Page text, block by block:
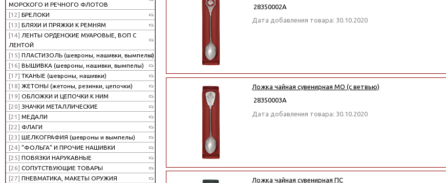
МОРСКОГО И РЕЧНОГО ФЛОТОВ
[12] БРЕЛОКИ
[13] БЛЯХИ И ПРЯЖКИ К РЕМНЯМ
[14] ЛЕНТЫ ОРДЕНСКИЕ МУАРОВЫЕ, ВОП С
ЛЕНТОЙ
[15] ПЛАСТИЗОЛЬ (шевроны, нашивки, вымпелы)
[16] ВЫШИВКА (шевроны, нашивки, вымпелы)
[17] ТКАНЫЕ (шевроны, нашивки)
[18] ЖЕТОНЫ (жетоны, резинки, цепочки)
[19] ОБЛОЖКИ И ЦЕПОЧКИ К НИМ
[20] ЗНАЧКИ МЕТАЛЛИЧЕСКИЕ
[21] МЕДАЛИ
[22] ФЛАГИ
[23] ШЕЛКОГРАФИЯ (шевроны и вымпелы)
[24] "ФОЛЬГА" И ПРОЧИЕ НАШИВКИ
[25] ПОВЯЗКИ НАРУКАВНЫЕ
[26] СОПУТСТВУЮЩИЕ ТОВАРЫ
[27] ПНЕВМАТИКА, МАКЕТЫ ОРУЖИЯ
28350002А
Дата добавления товара: 30.10.2020
Ложка чайная сувенирная МО (с ветвью)
28350003А
Дата добавления товара: 30.10.2020
Ложка чайная сувенирная ПС